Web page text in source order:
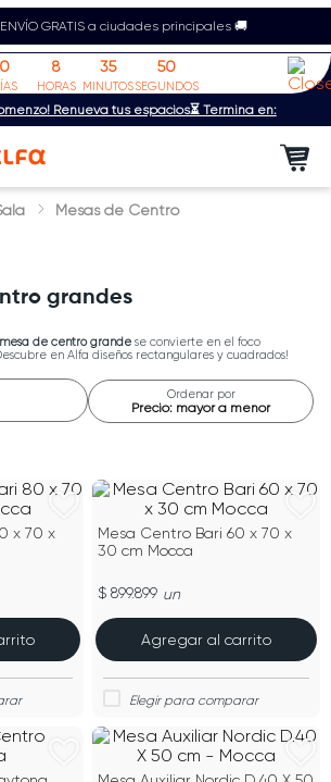
GRATIS a ciudades principales 🚚
Renueva tus espacios⏳ Termina en:
0 8
HORAS
35
MINUTOS
50
SEGUNDOS
Mesas de Centro
grandes
mesa de centro grande se convierte en el foco
en Alfa diseños rectangulares y cuadrados!
Ordenar por
Precio: mayor a menor
x 70 x
Mesa Centro Bari 60 x 70 x
30 cm Mocca
$ 899.899 un
Agregar al carrito